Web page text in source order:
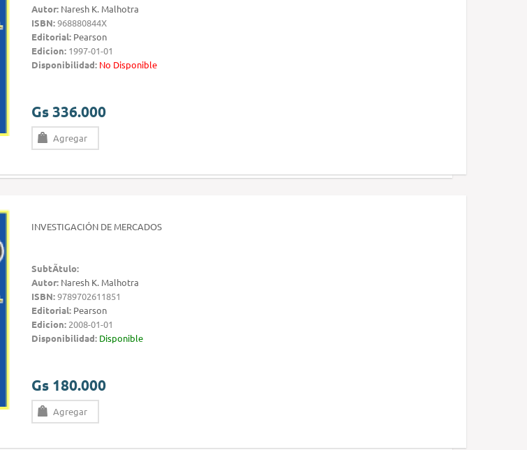
Autor: Naresh K. Malhotra
ISBN:968880844X
Editorial: Pearson
Edicion: 1997-01-01
Disponibilidad: No Disponible
Gs 336.000
Agregar
INVESTIGACIÓN DE MERCADOS
SubtÃ­tulo:
Autor: Naresh K. Malhotra
ISBN:9789702611851
Editorial: Pearson
Edicion: 2008-01-01
Disponibilidad: Disponible
Gs 180.000
Agregar